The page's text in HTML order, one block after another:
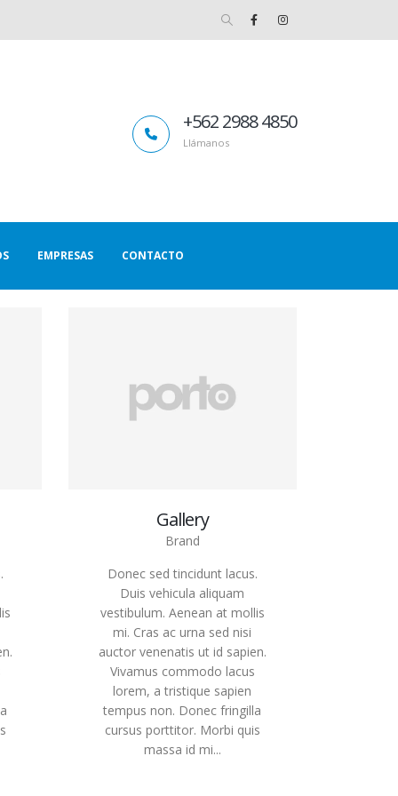
+562 2988 4850
Llámanos
EMPRESAS CONTACTO
Gallery
Brand
Donec sed tincidunt lacus.
Duis vehicula aliquam
vestibulum. Aenean at mollis
mi. Cras ac urna sed nisi
auctor venenatis ut id sapien.
Vivamus commodo lacus
lorem, a tristique sapien
tempus non. Donec fringilla
cursus porttitor. Morbi quis
massa id mi...